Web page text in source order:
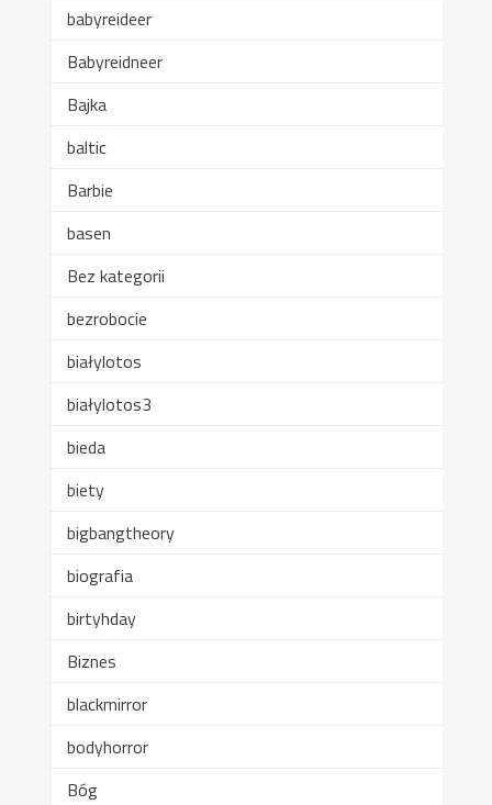
babyreideer
Babyreidneer
Bajka
baltic
Barbie
basen
Bez kategorii
bezrobocie
białylotos
białylotos3
bieda
biety
bigbangtheory
biografia
birtyhday
Biznes
blackmirror
bodyhorror
Bóg